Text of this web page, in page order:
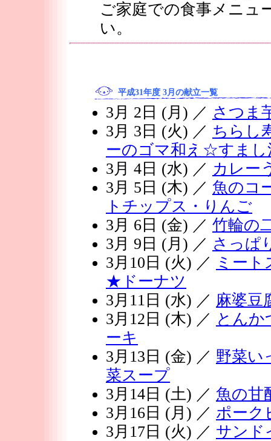
ご家庭での食事メニュ
い。
平成31年度 3月の献立一覧
3月 2日 (月) ／ さつま
3月 3日 (火) ／ ちらし
ーのゴマ和え☆すま
3月 4日 (水) ／ カレー
3月 5日 (木) ／ 魚のコ
トチップス・りんご
3月 6日 (金) ／ 竹輪の
3月 9日 (月) ／ さっぱ
3月10日 (火) ／ ミー
★ドーナツ
3月11日 (水) ／ 麻婆
3月12日 (木) ／ とん
ーキ
3月13日 (金) ／ 野菜
菜スープ
3月14日 (土) ／ 魚の甘
3月16日 (月) ／ ポーク
3月17日 (火) ／ サン